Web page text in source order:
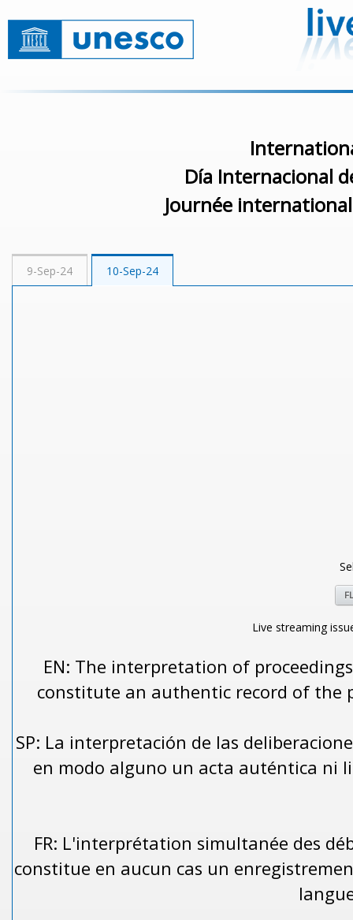
Día Internacional
Journée
9-Sep-24 10-Sep-24
Live streaming
EN: The interpretation of
constitute an authentic record of the
SP: La interpretación de las
en modo alguno un acta auténtica ni
FR: L'interprétation simultanée des
constitue en aucun cas un